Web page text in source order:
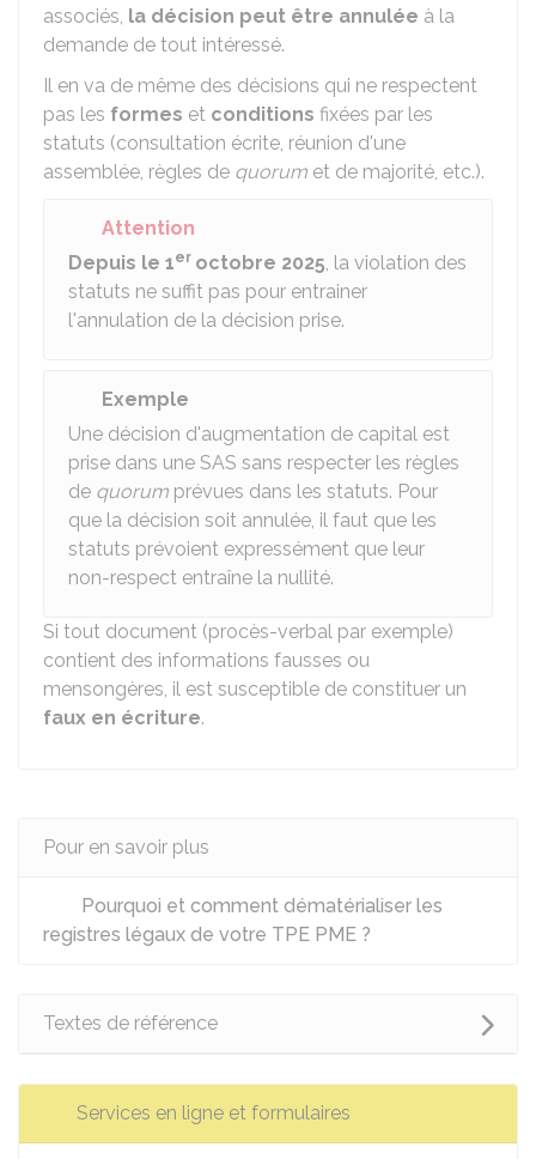
associés, la décision peut être annulée à la
demande de tout intéressé.
Il en va de même des décisions qui ne respectent
pas les formes et conditions fixées par les
statuts (consultation écrite, réunion d'une
assemblée, règles de quorum et de majorité, etc.).
Attention
Depuis le 1er octobre 2025, la violation des
statuts ne suffit pas pour entrainer
l'annulation de la décision prise.
Exemple
Une décision d'augmentation de capital est
prise dans une SAS sans respecter les règles
de quorum prévues dans les statuts. Pour
que la décision soit annulée, il faut que les
statuts prévoient expressément que leur
non-respect entraîne la nullité.
Si tout document (procès-verbal par exemple)
contient des informations fausses ou
mensongères, il est susceptible de constituer un
faux en écriture.
Pour en savoir plus
Pourquoi et comment dématérialiser les
registres légaux de votre TPE PME ?
Textes de référence
Services en ligne et formulaires